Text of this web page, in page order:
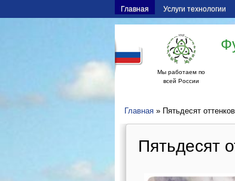
Главная Услуги технологии
Мы работаем по
всей России
Главная » Пятьдесят
Пятьдесят